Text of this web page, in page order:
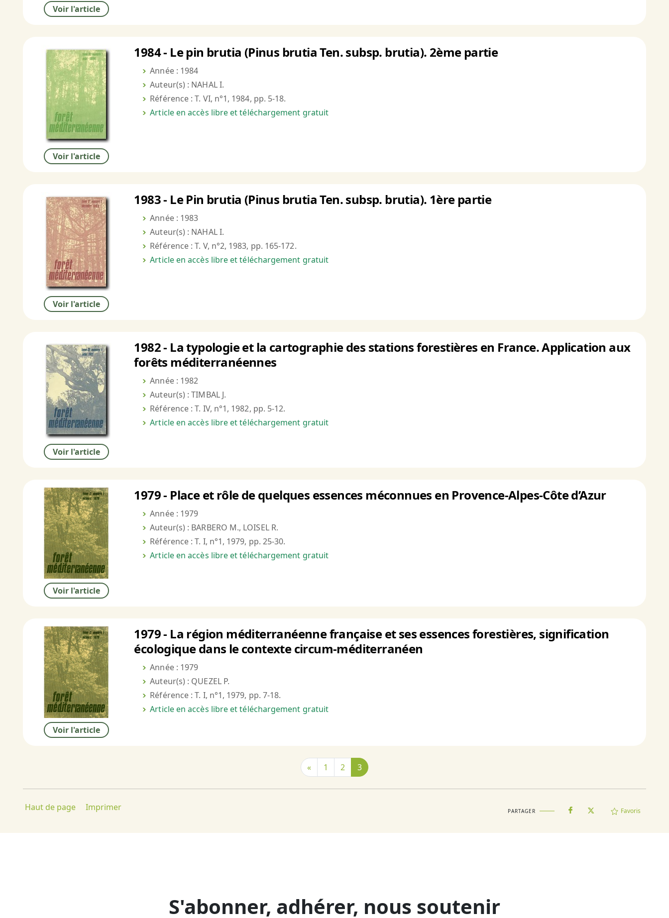
Voir l'article
Voir l'article
1984 - Le pin brutia (Pinus brutia Ten. subsp. brutia). 2ème partie
Année : 1984
Auteur(s) : NAHAL I.
Référence : T. VI, n°1, 1984, pp. 5-18.
Article en accès libre et téléchargement gratuit
Voir l'article
1983 - Le Pin brutia (Pinus brutia Ten. subsp. brutia). 1ère partie
Année : 1983
Auteur(s) : NAHAL I.
Référence : T. V, n°2, 1983, pp. 165-172.
Article en accès libre et téléchargement gratuit
Voir l'article
1982 - La typologie et la cartographie des stations forestières en France. Application aux
forêts méditerranéennes
Année : 1982
Auteur(s) : TIMBAL J.
Référence : T. IV, n°1, 1982, pp. 5-12.
Article en accès libre et téléchargement gratuit
Voir l'article
1979 - Place et rôle de quelques essences méconnues en Provence-Alpes-Côte d’Azur
Année : 1979
Auteur(s) : BARBERO M., LOISEL R.
Référence : T. I, n°1, 1979, pp. 25-30.
Article en accès libre et téléchargement gratuit
Voir l'article
1979 - La région méditerranéenne française et ses essences forestières, signification
écologique dans le contexte circum-méditerranéen
Année : 1979
Auteur(s) : QUEZEL P.
Référence : T. I, n°1, 1979, pp. 7-18.
Article en accès libre et téléchargement gratuit
« 1 2 3
Haut de page Imprimer PARTAGER Favoris
S'abonner, adhérer, nous soutenir